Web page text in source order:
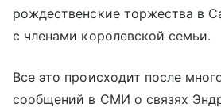
рождественские торжества в
с членами королевской семьи.
Все это происходит после
сообщений в СМИ о связях